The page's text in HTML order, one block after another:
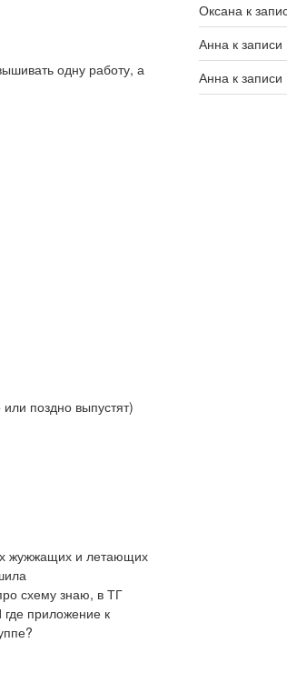
одну работу, а
поздно выпустят)
жужжащих и летающих
схему знаю, в ТГ
приложение к
Оксанак
Аннак записи
Аннак записи